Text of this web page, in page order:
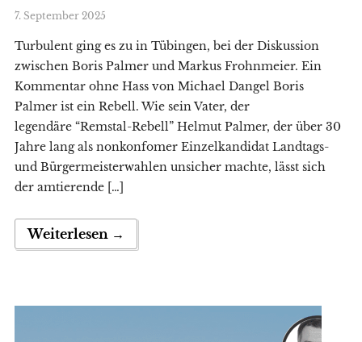
7. September 2025
Turbulent ging es zu in Tübingen, bei der Diskussion
zwischen Boris Palmer und Markus Frohnmeier. Ein
Kommentar ohne Hass von Michael Dangel Boris
Palmer ist ein Rebell. Wie sein Vater, der
legendäre “Remstal-Rebell” Helmut Palmer, der über 30
Jahre lang als nonkonfomer Einzelkandidat Landtags-
und Bürgermeisterwahlen unsicher machte, lässt sich
der amtierende […]
Weiterlesen →